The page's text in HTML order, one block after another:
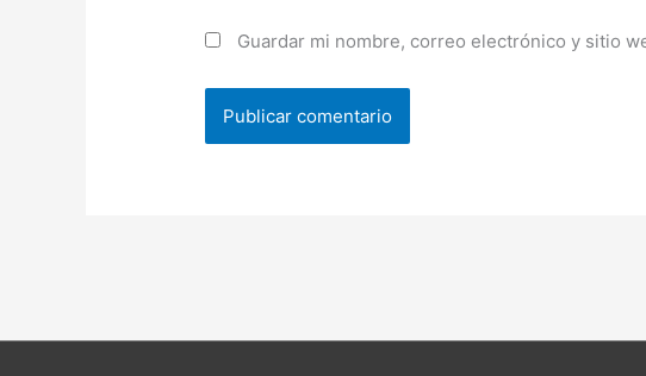
Guardar mi nombre, correo electrónico y sitio